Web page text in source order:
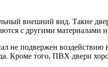
внешний вид. Такие
с другими
подвержен воздействию
Кроме того, ПВХ двери